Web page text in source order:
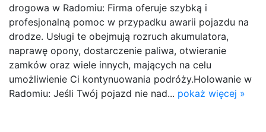
drogowa w Radomiu: Firma oferuje szybką i
profesjonalną pomoc w przypadku awarii pojazdu na
drodze. Usługi te obejmują rozruch akumulatora,
naprawę opony, dostarczenie paliwa, otwieranie
zamków oraz wiele innych, mających na celu
umożliwienie Ci kontynuowania podróży.Holowanie w
Radomiu: Jeśli Twój pojazd nie nad... pokaż więcej »